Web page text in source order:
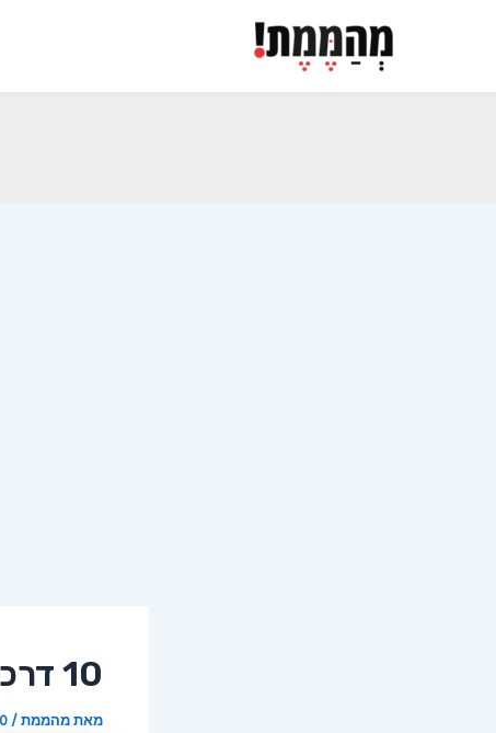
10 דרכים טבעיות לפתוח אף סתום
מאתמהממת/
20